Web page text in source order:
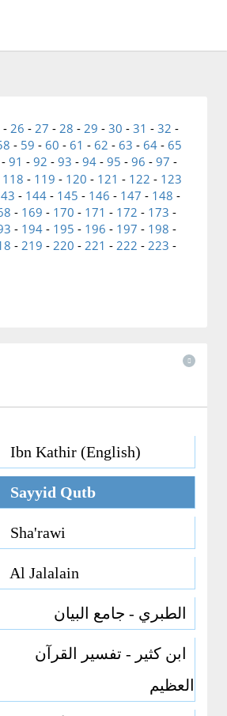
- 26 - 27 - 28 - 29 - 30 - 31 - 32 -
- 59 - 60 - 61 - 62 - 63 - 64 - 65
- 91 - 92 - 93 - 94- 95 - 96 - 97 -
118 - 119 - 120 - 121 - 122 - 123
- 144- 145 - 146 - 147 - 148 -
- 169 - 170 - 171 - 172 - 173 -
- 194 - 195 - 196 - 197 - 198 -
- 219 - 220 - 221 - 222 - 223 -
Ibn Kathir (English)
Sayyid Qutb
Sha'rawi
Al Jalalain
الطبري - جامع البيان
ابن كثير - تفسير القرآن
العظيم